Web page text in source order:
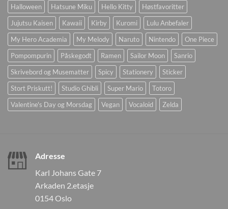
Halloween
Hatsune Miku Hello Kitty
Høstfavoritter
Jujutsu Kaisen
Kawaii Kirby Kuromi
Lulu Anbefaler
My Hero Academia
My Melody Naruto Nintendo
One Piece
Pompompurin
Påskegodt Ramen Sailor Moon
Sanrio
Skrivebord og Musematter
Spicy Stationery
Sticker
Stort Priskutt!
Studio Ghibli Super Mario
Totoro
Valentine's Day og Morsdag
Vegan Vocaloid Zelda
Adresse
Karl Johans Gate 7
Arkaden 2.etasje
0154 Oslo